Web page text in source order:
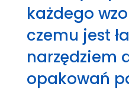
każdego
czemu jest
narzędziem
opakowań